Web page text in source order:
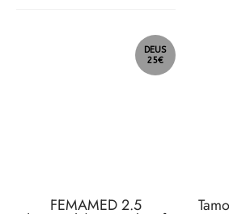
DEUS
25€
FEMAMED 2.5